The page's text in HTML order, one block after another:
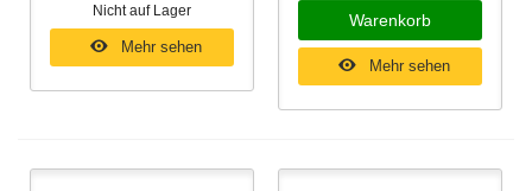
Nicht auf Lager
Mehr sehen
Warenkorb
Mehr sehen